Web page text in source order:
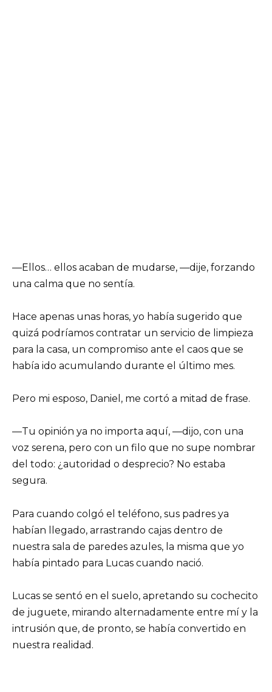
—Ellos… ellos acaban de mudarse, —dije, forzando
una calma que no sentía.
Hace apenas unas horas, yo había sugerido que
quizá podríamos contratar un servicio de limpieza
para la casa, un compromiso ante el caos que se
había ido acumulando durante el último mes.
Pero mi esposo, Daniel, me cortó a mitad de frase.
—Tu opinión ya no importa aquí, —dijo, con una
voz serena, pero con un filo que no supe nombrar
del todo: ¿autoridad o desprecio? No estaba
segura.
Para cuando colgó el teléfono, sus padres ya
habían llegado, arrastrando cajas dentro de
nuestra sala de paredes azules, la misma que yo
había pintado para Lucas cuando nació.
Lucas se sentó en el suelo, apretando su cochecito
de juguete, mirando alternadamente entre mí y la
intrusión que, de pronto, se había convertido en
nuestra realidad.